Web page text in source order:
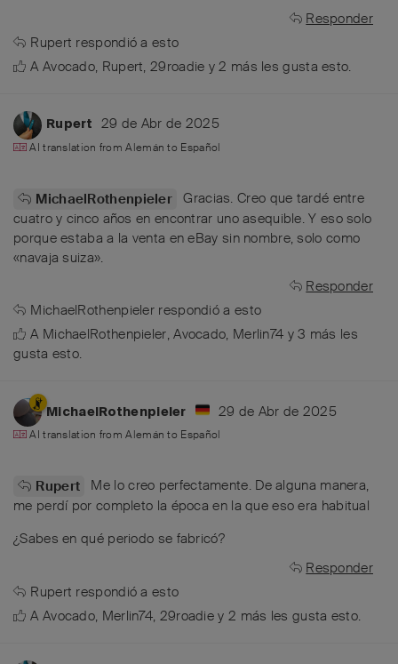
Responder
Rupert respondió a esto
A Avocado, Rupert,29roadie y2 más les gusta esto.
Rupert 29 de Abr de 2025
AI translation fromAlemán to Español
MichaelRothenpieler Gracias. Creo que tardé entre
cuatro y cinco años en encontrar uno asequible. Y eso solo
porque estaba a la venta en eBay sin nombre, solo como
«navaja suiza».
Responder
MichaelRothenpieler respondió a esto
A MichaelRothenpieler,Avocado, Merlin74 y3 más les
gusta esto.
MichaelRothenpieler 29 de Abr de 2025
AI translation fromAlemán to Español
Rupert
Me lo creo perfectamente. De alguna manera,
me perdí por completo la época en la que eso era habitual
¿Sabes en qué periodo se fabricó?
Responder
Rupert respondió a esto
A Avocado, Merlin74, 29roadie y 2 más les gusta esto.